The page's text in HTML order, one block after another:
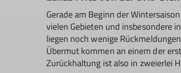
Gerade am Beginn der
vielen Gebieten und insbesondere
liegen noch wenige
Übermut kommen an einem der
Zurückhaltung ist also in zweierlei